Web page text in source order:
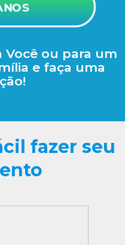
Você ou para um
e faça uma
fazer seu